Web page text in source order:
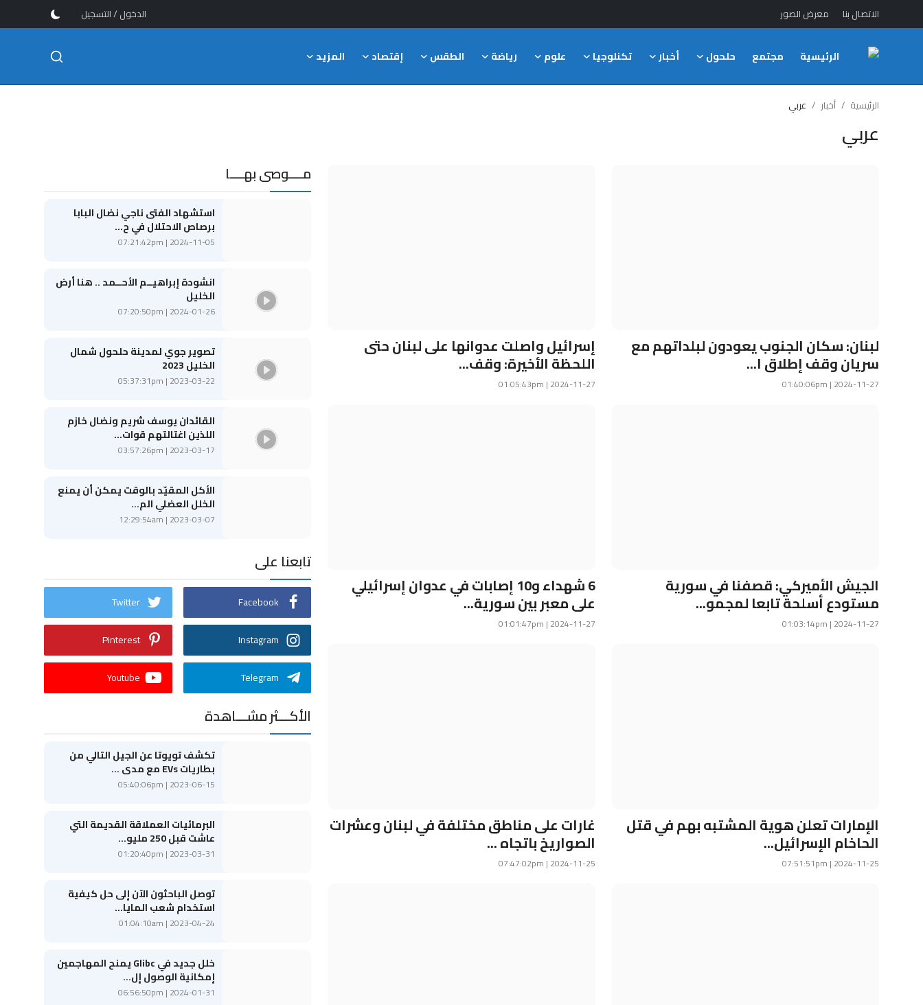
الاتصال بنا معرض الصور الدخول /التسجيل
الرئيسية مجتمع حلحول أخبار تكنلوجيا علوم رياضة الطقس إقتصاد المزيد الدخول التسجيل
الاتصال بنا
الطقس
الرئيسية أخبار عربي
عربي
لبنان: سكان الجنوب يعودون لبلداتهم مع
سريان وقف إطلاق ا...
2024-11-27 | 01:40:06pm
إسرائيل واصلت عدوانها على لبنان حتى
اللحظة الأخيرة: وقف...
2024-11-27 | 01:05:43pm
الجيش الأميركي: قصفنا في سورية
مستودع أسلحة تابعا لمجمو...
2024-11-27 | 01:03:14pm
6 شهداء و10 إصابات في عدوان إسرائيلي
على معبر بين سورية...
2024-11-27 | 01:01:47pm
الإمارات تعلن هوية المشتبه بهم في قتل
الحاخام الإسرائيل...
2024-11-25 | 07:51:51pm
غارات على مناطق مختلفة في لبنان وعشرات
الصواريخ باتجاه ...
2024-11-25 | 07:47:02pm
مــــوصى بهــــا
استشهاد الفتى ناجي نضال البابا
برصاص الاحتلال في ح...
2024-11-05 | 07:21:42pm
انشودة إبراهيــم الأحــمد .. هنا أرض
الخليل
2024-01-26 | 07:20:50pm
تصوير جوي لمدينة حلحول شمال
الخليل 2023
2023-03-22 | 05:37:31pm
القائدان يوسف شريم ونضال خازم
اللذين اغتالتهم قوات...
2023-03-17 | 03:57:26pm
الأكل المقيّد بالوقت يمكن أن يمنع
الخلل العضلي الم...
2023-03-07 | 12:29:54am
تابعنا على
Facebook
Twitter
Instagram
Pinterest
Telegram
Youtube
الأكـــثر مشـــاهدة
تكشف تويوتا عن الجيل التالي من
بطاريات EVs مع مدى ...
2023-06-15 | 05:40:06pm
البرمائيات العملاقة القديمة التي
عاشت قبل 250 مليو...
2023-03-31 | 01:20:40pm
توصل الباحثون الآن إلى حل كيفية
استخدام شعب المايا...
2023-04-24 | 01:04:10am
خلل جديد في Glibc يمنح المهاجمين
إمكانية الوصول إل...
2024-01-31 | 06:56:50pm